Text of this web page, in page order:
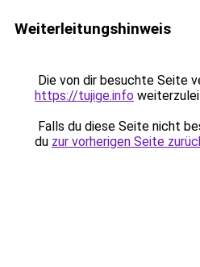
Weiterleitungshinweis
Die von dir besuchte Seite
https://tujige.info
Falls du diese Seite nicht
du zur vorherigen Seite